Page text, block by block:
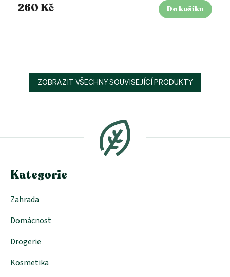
260 Kč Do košíku
ZOBRAZIT VŠECHNY SOUVISEJÍCÍ PRODUKTY
a
Kategorie
Zahrada
Domácnost
Drogerie
Kosmetika